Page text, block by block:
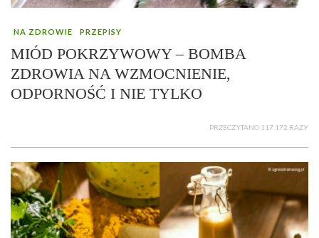
NA ZDROWIE PRZEPISY
MIÓD POKRZYWOWY – BOMBA
ZDROWIA NA WZMOCNIENIE,
ODPORNOŚĆ I NIE TYLKO
PRZECZYTANO 117 172 RAZY